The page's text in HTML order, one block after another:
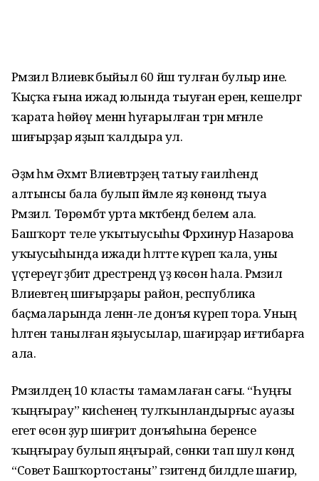
Рәмзил Вәлиевкә быйыл 60 йәш тулған булыр ине.
Ҡыҫҡа ғына ижад юлында тыуған еренә, кешеләргә
ҡарата һөйөү менән һуғарылған тәрән мәғәнәле
шиғырҙар яҙып ҡалдыра ул.
Әҙәмә һәм Әхмәт Вәлиевтәрҙең татыу ғаиләһендә
алтынсы бала булып йәмле яҙ көнөндә тыуа
Рәмзил. Төрөмбәт урта мәктәбендә белем ала.
Башҡорт теле уҡытыусыһы Фәрхинур Назарова
уҡыусыһында ижади һәләтте күреп ҡала, уны
үҫтереүгә әҙәбиәт дәрестәрендә үҙ көсөн һала. Рәмзил
Вәлиевтең шиғырҙары район, республика
баҫмаларында әленән-әле донъя күреп тора. Уның
һәләтен танылған яҙыусылар, шағирҙар иғтибарға
ала.
Рәмзилдең 10 класты тамамлаған сағы. “Һуңғы
ҡыңғырау” кисәһенең тулҡын­лан­дыр­ғыс ауазы
егет өсөн ҙур шиғриәт донъяһына беренсе
ҡыңғырау булып яңғырай, сөнки тап шул көндә
“Совет Башҡортостаны” гәзитендә билдәле шағир,